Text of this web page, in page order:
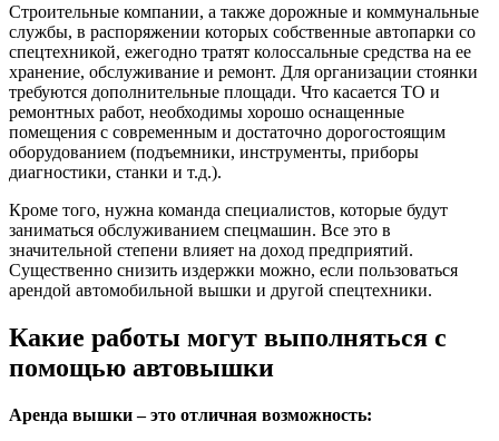
Строительные компании, а также дорожные и коммунальные
службы, в распоряжении которых собственные автопарки со
спецтехникой, ежегодно тратят колоссальные средства на ее
хранение, обслуживание и ремонт. Для организации стоянки
требуются дополнительные площади. Что касается ТО и
ремонтных работ, необходимы хорошо оснащенные
помещения с современным и достаточно дорогостоящим
оборудованием (подъемники, инструменты, приборы
диагностики, станки и т.д.).
Кроме того, нужна команда специалистов, которые будут
заниматься обслуживанием спецмашин. Все это в
значительной степени влияет на доход предприятий.
Существенно снизить издержки можно, если пользоваться
арендой автомобильной вышки и другой спецтехники.
Какие работы могут выполняться с
помощью автовышки
Аренда вышки – это отличная возможность: